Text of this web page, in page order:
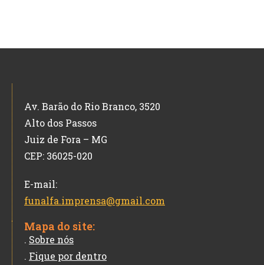
Av. Barão do Rio Branco, 3520
Alto dos Passos
Juiz de Fora – MG
CEP: 36025-020
E-mail:
funalfa.imprensa@gmail.com
Mapa do site:
. Sobre nós
. Fique por dentro